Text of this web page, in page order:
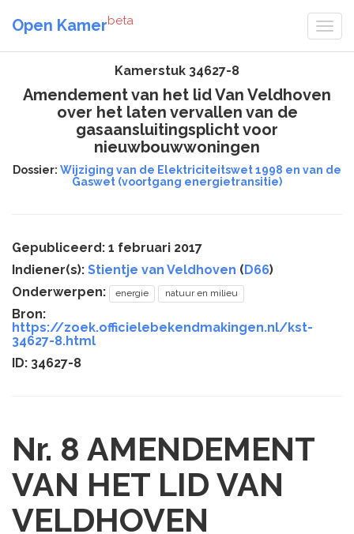
Open Kamerbeta
Kamerstuk 34627-8
Amendement van het lid Van Veldhoven
over het laten vervallen van de
gasaansluitingsplicht voor
nieuwbouwwoningen
Dossier: Wijziging van de Elektriciteitswet 1998 en van de
Gaswet (voortgang energietransitie)
Gepubliceerd: 1 februari 2017
Indiener(s): Stientje van Veldhoven (D66)
Onderwerpen:
energie natuur en milieu
Bron:
https://zoek.officielebekendmakingen.nl/kst-
34627-8.html
ID: 34627-8
Nr. 8 AMENDEMENT
VAN HET LID VAN
VELDHOVEN